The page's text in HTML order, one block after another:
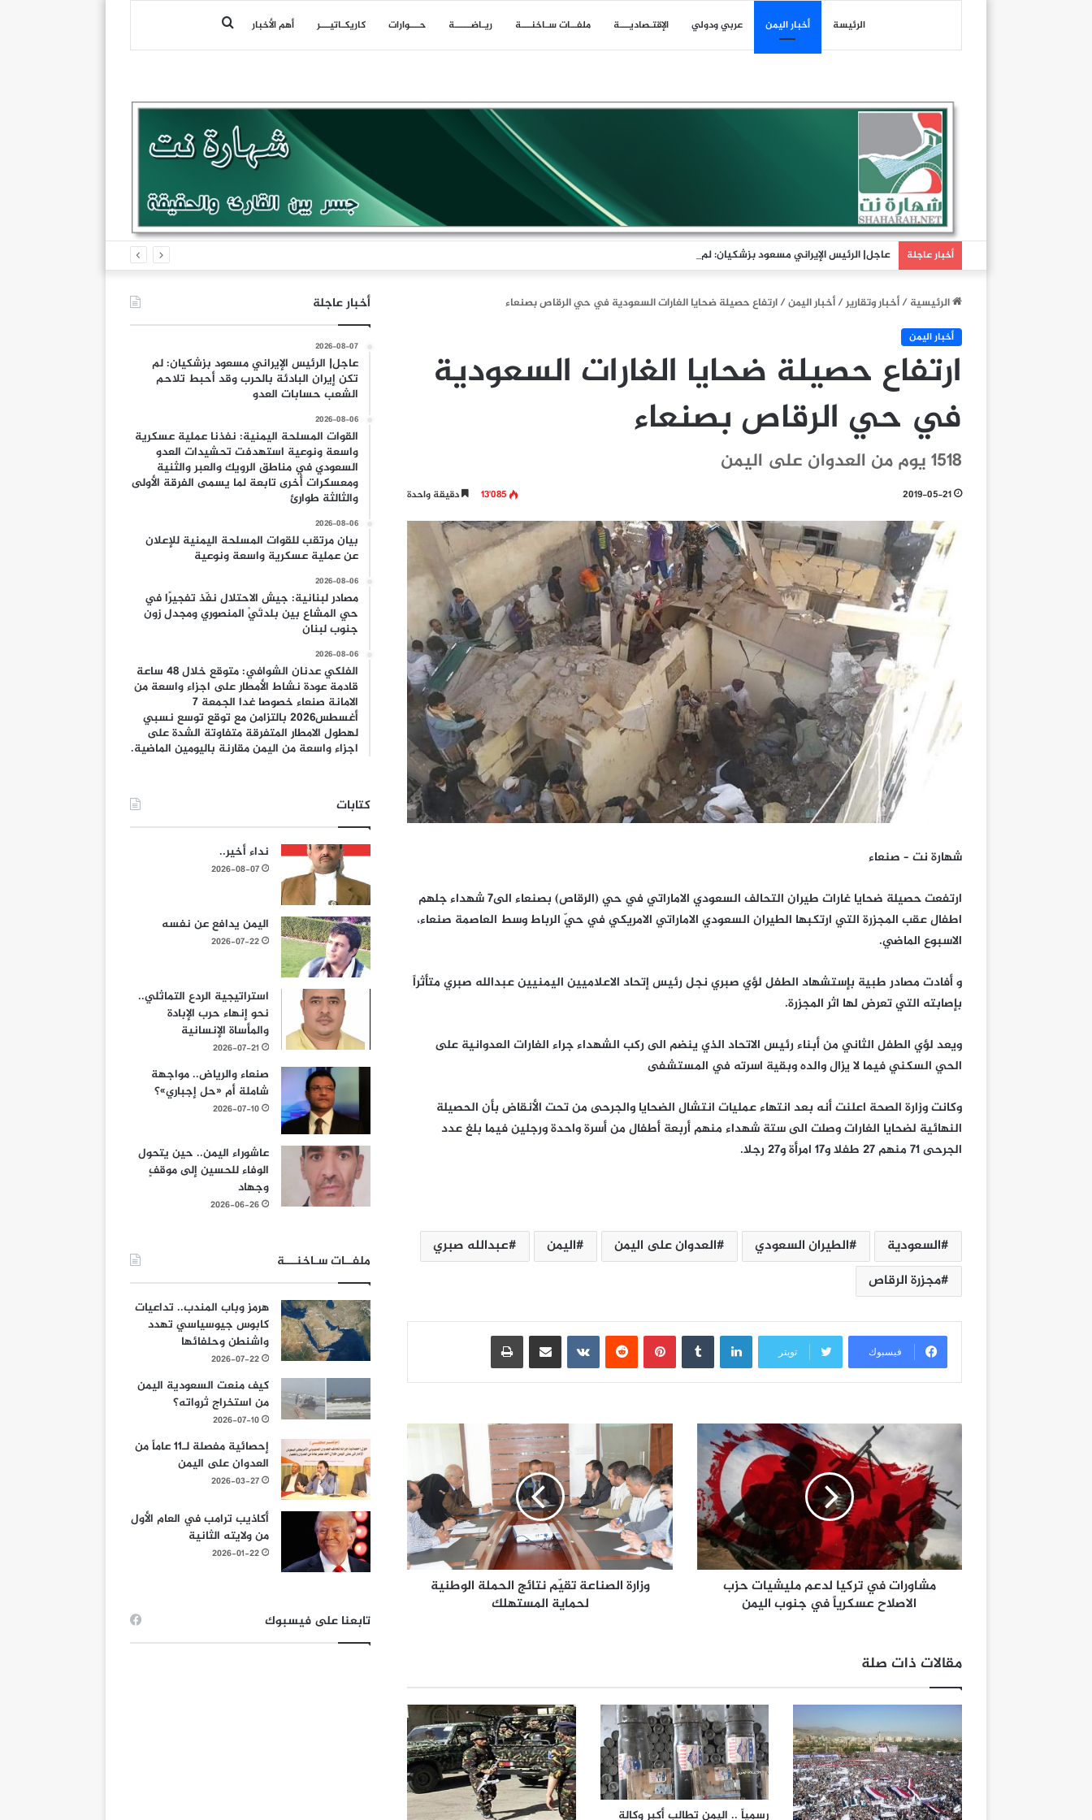
الرئيسة أخبار اليمن عربي ودولي اﻹقتـصاديـــة ملفــات سـاخنـــة ريـاضـــــة حـــوارات كاريكـاتيـــر أهم الأخبار بحث
أخبار عاجلة عاجل| الرئيس الإيراني مسعود بزشكيان: لم تكن إيران البادئة بالحرب وقد أحبط تلاحم الشعب حسابات العدو
الرئيسية/أخبار وتقارير/أخبار اليمن/ارتفاع حصيلة ضحايا الغارات السعودية في حي الرقاص بصنعاء
أخبار اليمن
ارتفاع حصيلة ضحايا الغارات السعودية
في حي الرقاص بصنعاء
1518 يوم من العدوان على اليمن
2019-05-21 13٬085 دقيقة واحدة
شهارة نت – صنعاء
ارتفعت حصيلة ضحايا غارات طيران التحالف السعودي الاماراتي في حي (الرقاص) بصنعاء الى7 شهداء جلهم
اطفال عقب المجزرة التي ارتكبها الطيران السعودي الاماراتي الامريكي في حيّ الرباط وسط العاصمة صنعاء،
الاسبوع الماضي.
و أفادت مصادر طبية بإستشهاد الطفل لؤي صبري نجل رئيس إتحاد الاعلاميين اليمنيين عبدالله صبري متأثراً
بإصابته التي تعرض لها اثر المجزرة.
ويعد لؤي الطفل الثاني من أبناء رئيس الاتحاد الذي ينضم الى ركب الشهداء جراء الغارات العدوانية على
الحي السكني فيما لا يزال والده وبقية اسرته في المستشفى
وكانت وزارة الصحة اعلنت أنه بعد انتهاء عمليات انتشال الضحايا والجرحى من تحت الأنقاض بأن الحصيلة
النهائية لضحايا الغارات وصلت الى ستة شهداء منهم أربعة أطفال من أسرة واحدة ورجلين فيما بلغ عدد
الجرحى 71 منهم 27 طفلا و17 امرأة و27 رجلا.
السعودية الطيران السعودي العدوان على اليمن اليمن
عبدالله صبري
مجزرة الرقاص
فيسبوك تويتر
لينكدإن بينتيريست مشاركة عبر البريد طباعة
مشاورات في تركيا لدعم مليشيات حزب
الاصلاح عسكرياً في جنوب اليمن
وزارة الصناعة تقيّم نتائج الحملة الوطنية
لحماية المستهلك
مقالات ذات صلة
رسمياً .. اليمن تطالب أكبر وكالة
أخبار عاجلة
2026-08-07
عاجل| الرئيس الإيراني مسعود بزشكيان: لم
تكن إيران البادئة بالحرب وقد أحبط تلاحم
الشعب حسابات العدو
2026-08-06
القوات المسلحة اليمنية: نفذنا عملية عسكرية
واسعة ونوعية استهدفت تحشيدات العدو
السعودي في مناطق الرويك والعبر والثنية
ومعسكرات أخرى تابعة لما يسمى الفرقة الأولى
والثالثة طوارئ
2026-08-06
بيان مرتقب للقوات المسلحة اليمنية للإعلان
عن عملية عسكرية واسعة ونوعية
2026-08-06
مصادر لبنانية: جيش الاحتلال نفّذ تفجيرًا في
حي المشاع بين بلدتَيْ المنصوري ومجدل زون
جنوب لبنان
2026-08-06
الفلكي عدنان الشوافي: متوقع خلال 48 ساعة
قادمة عودة نشاط الأمطار على اجزاء واسعة من
الامانة صنعاء خصوصا غدا الجمعة 7
أغسطس2026 بالتزامن مع توقع توسع نسبي
لهطول الامطار المتفرقة متفاوتة الشدة على
اجزاء واسعة من اليمن مقارنة باليومين الماضية.
كتابات
نداء أخير..
2026-08-07
اليمن يدافع عن نفسه
2026-07-22
استراتيجية الردع التماثلي..
نحو إنهاء حرب الإبادة
والمأساة الإنسانية
2026-07-21
صنعاء والرياض.. مواجهة
شاملة أم «حل إجباري»؟
2026-07-10
عاشوراء اليمن.. حين يتحول
الوفاء للحسين إلى موقفٍ
وجهاد
2026-06-26
ملفــات سـاخنـــة
هرمز وباب المندب.. تداعيات
كابوس جيوسياسي تهدد
واشنطن وحلفائها
2026-07-22
كيف منعت السعودية اليمن
من استخراج ثرواته؟
2026-07-10
إحصائية مفصلة لـ11 عاماً من
العدوان على اليمن
2026-03-27
أكاذيب ترامب في العام الأول
من ولايته الثانية
2026-01-22
تابعنا على فيسبوك